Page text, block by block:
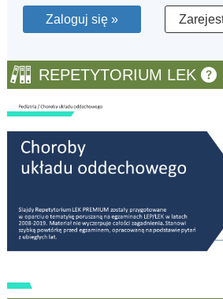
Zaloguj się »
REPETYTORIUM LEK